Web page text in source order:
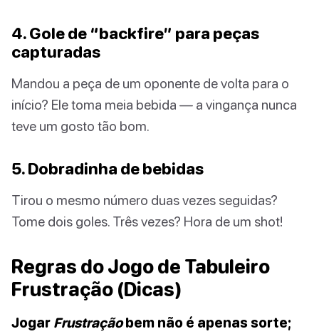
4. Gole de “backfire” para peças
capturadas
Mandou a peça de um oponente de volta para o
início? Ele toma meia bebida — a vingança nunca
teve um gosto tão bom.
5. Dobradinha de bebidas
Tirou o mesmo número duas vezes seguidas?
Tome dois goles. Três vezes? Hora de um shot!
Regras do Jogo de Tabuleiro
Frustração (Dicas)
Jogar Frustraçãobem não é apenas sorte;